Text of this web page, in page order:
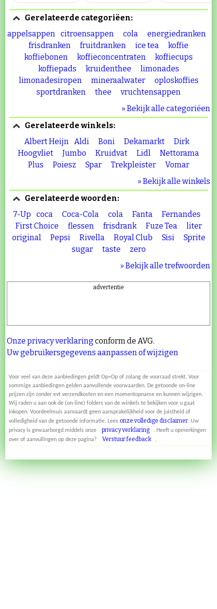
Gerelateerde categoriëen:
appelsappen citroensappen cola
energiedranken
frisdranken
fruitdranken ice tea
koffie
koffiebonen
koffieconcentraten
koffiecups
koffiepads
kruidenthee
limonades
limonadesiropen
mineraalwater
oploskoffies
sportdranken
thee
vruchtensappen
» Bekijk alle categoriëen
Gerelateerde winkels:
Albert Heijn
Aldi Boni Dekamarkt
Dirk
Hoogvliet
Jumbo Kruidvat Lidl
Nettorama
Plus
Poiesz Spar Trekpleister
Vomar
» Bekijk alle winkels
Gerelateerde woorden:
7-Up
coca Coca-Cola cola Fanta
Fernandes
First Choice
flessen frisdrank Fuze Tea
liter
original
Pepsi Rivella Royal Club Sisi
Sprite
sugar
taste
zero
» Bekijk alle trefwoorden
advertentie
Onze privacy verklaring conform de AVG.
Uw gebruikersgegevens aanpassen of wijzigen
Voor veel van deze aanbiedingen geldt Op=Op of zolang de voorraad strekt. Voor
sommige aanbiedingen gelden aanvullende voorwaarden. De getoonde on-line
prijzen zijn zonder evt verzendkosten en een momentopname en kunnen wijzigen.
Wij raden u aan ook de (on-line) folders van de winkels te bekijken voor u gaat
inkopen. Voordeelmuis aanvaardt geen aansprakelijkheid voor de juistheid of
volledigheid van de getoonde informatie. Lees onze volledige disclaimer. Uw
privacy is gewaarborgd middels onze
privacy verklaring
. Heeft u opmerkingen
over of aanvullingen op deze pagina?
Verstuur feedback .